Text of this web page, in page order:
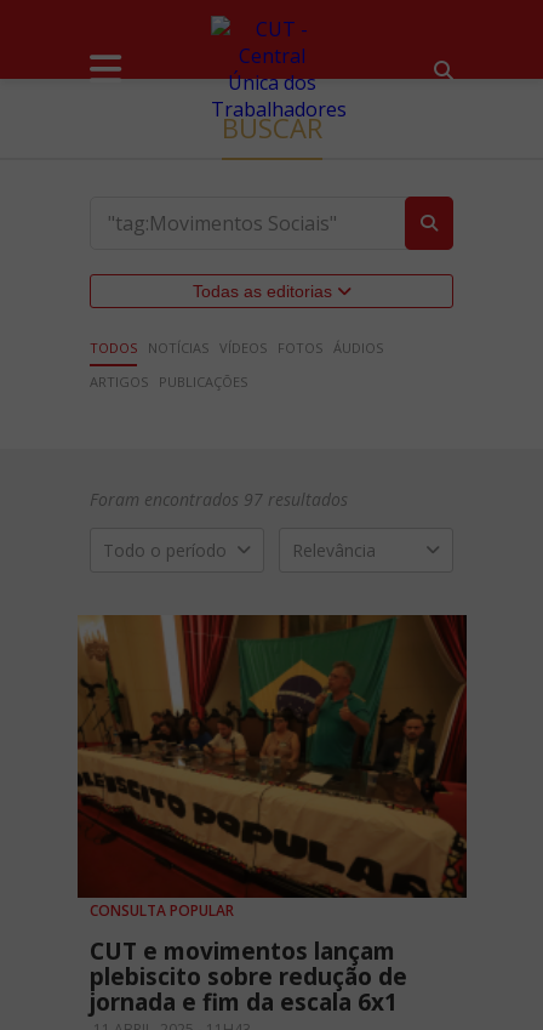
BUSCAR
Todas as editorias
TODOS NOTÍCIAS VÍDEOS FOTOS ÁUDIOS
ARTIGOS
PUBLICAÇÕES
Foram encontrados 97 resultados
Todo o período Relevância
CONSULTA POPULAR
CUT e movimentos lançam
plebiscito sobre redução de
jornada e fim da escala 6x1